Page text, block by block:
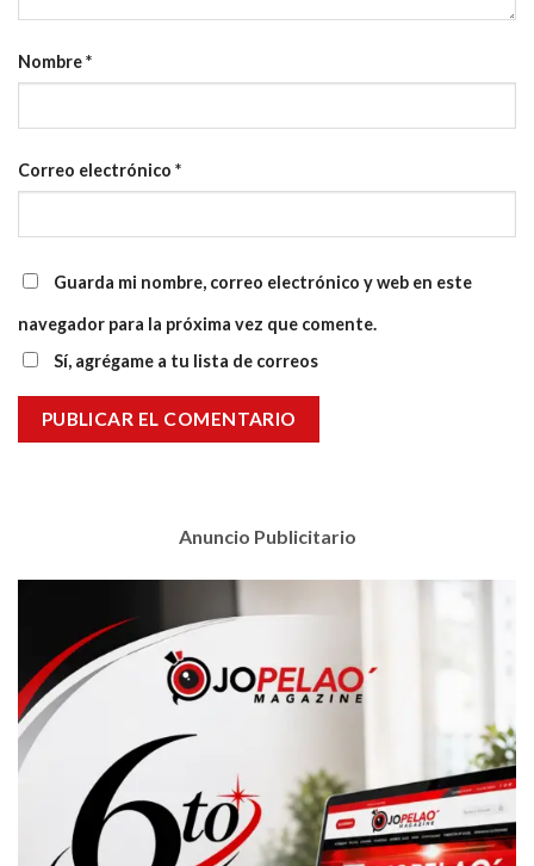
Nombre*
Correo electrónico *
Guarda mi nombre, correo electrónico y web en este
navegador para la próxima vez que comente.
Sí, agrégame a tu lista de correos
Anuncio Publicitario